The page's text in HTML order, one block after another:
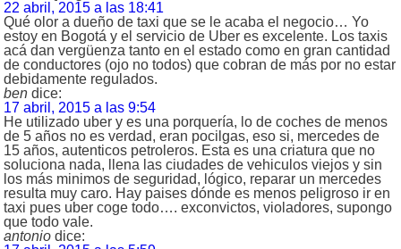
22 abril, 2015 a las 18:41
Qué olor a dueño de taxi que se le acaba el negocio… Yo
estoy en Bogotá y el servicio de Uber es excelente. Los taxis
acá dan vergüenza tanto en el estado como en gran cantidad
de conductores (ojo no todos) que cobran de más por no estar
debidamente regulados.
ben dice:
17 abril, 2015 a las 9:54
He utilizado uber y es una porquería, lo de coches de menos
de 5 años no es verdad, eran pocilgas, eso si, mercedes de
15 años, autenticos petroleros. Esta es una criatura que no
soluciona nada, llena las ciudades de vehiculos viejos y sin
los más minimos de seguridad, lógico, reparar un mercedes
resulta muy caro. Hay paises dónde es menos peligroso ir en
taxi pues uber coge todo…. exconvictos, violadores, supongo
que todo vale.
antonio dice: